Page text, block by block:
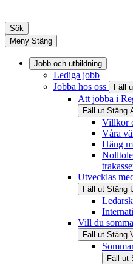
Sök
Meny Stäng
Jobb och utbildning
Lediga jobb
Jobba hos oss
Fäll
Att jobba i
Fäll ut Stäng
Villkor
Våra
Häng
Utvecklas
Fäll ut Stäng
Vill du
Fäll ut Stäng
Fäll ut